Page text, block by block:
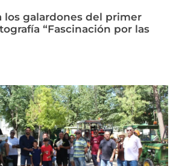
los galardones del primer
“Fascinación por las